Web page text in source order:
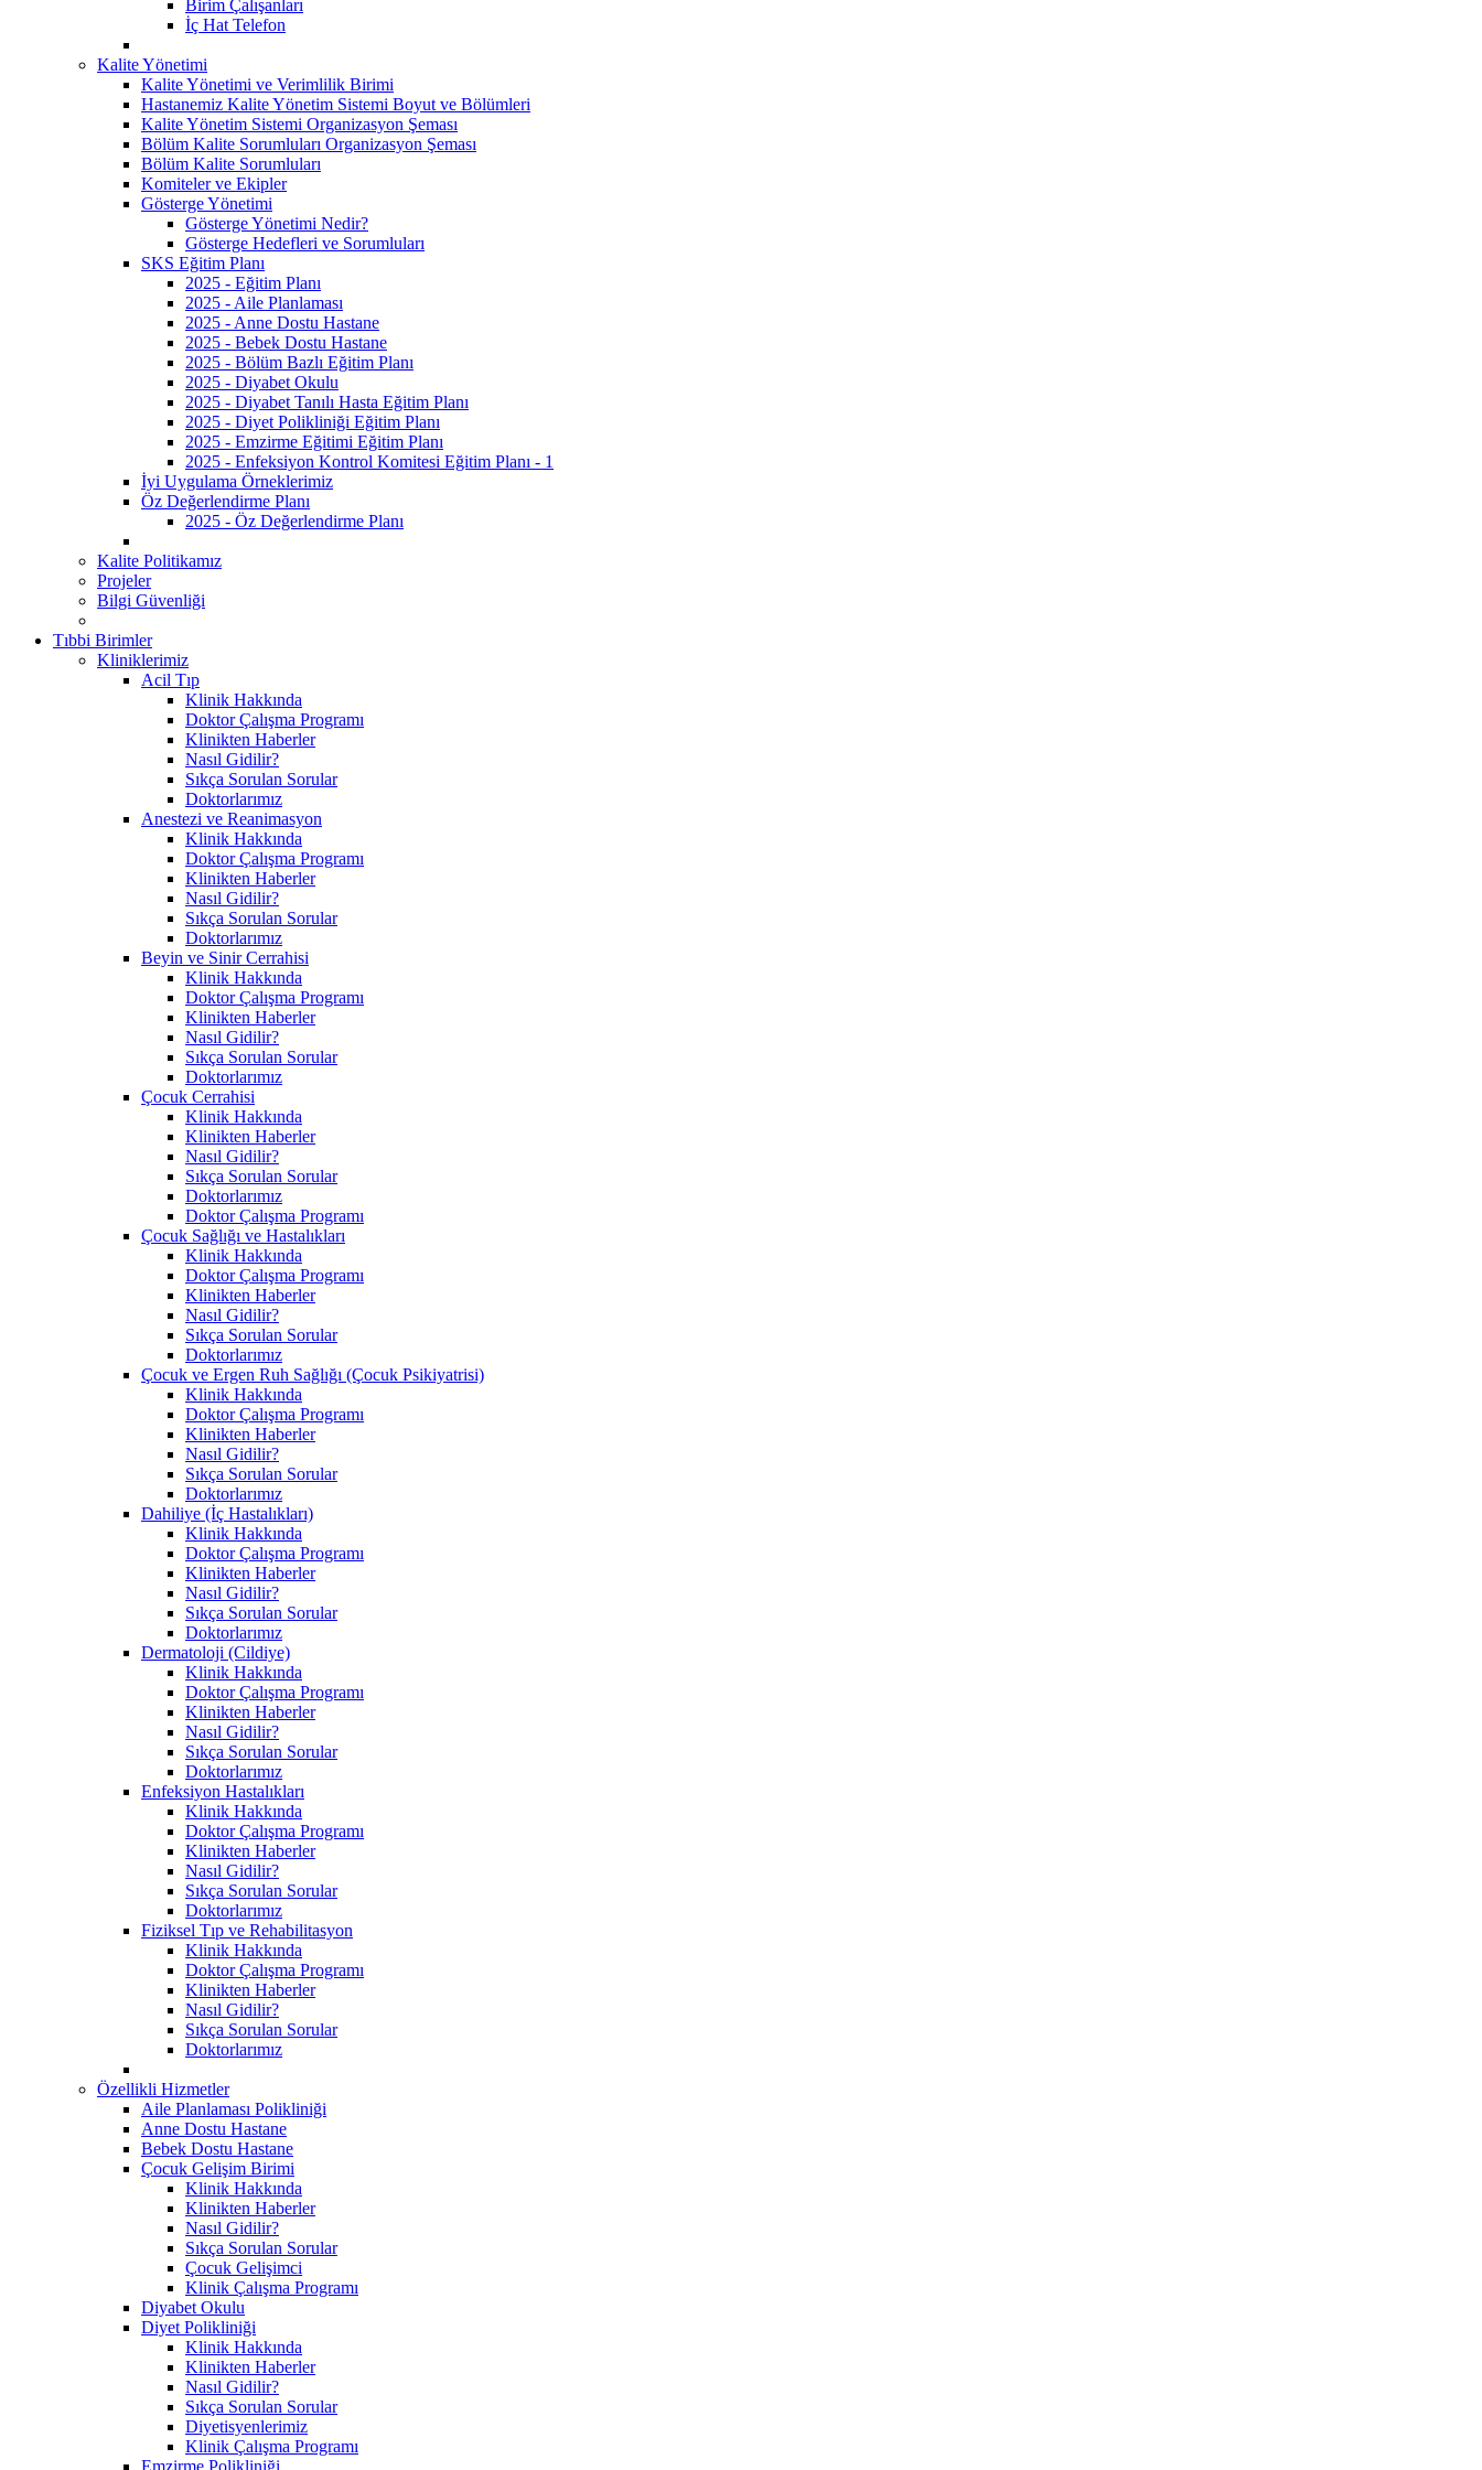
Birim Çalışanları
İç Hat Telefon
Kalite Yönetimi
Kalite Yönetimi ve Verimlilik Birimi
Hastanemiz Kalite Yönetim Sistemi Boyut ve Bölümleri
Kalite Yönetim Sistemi Organizasyon Şeması
Bölüm Kalite Sorumluları Organizasyon Şeması
Bölüm Kalite Sorumluları
Komiteler ve Ekipler
Gösterge Yönetimi
Gösterge Yönetimi Nedir?
Gösterge Hedefleri ve Sorumluları
SKS Eğitim Planı
2025 - Eğitim Planı
2025 - Aile Planlaması
2025 - Anne Dostu Hastane
2025 - Bebek Dostu Hastane
2025 - Bölüm Bazlı Eğitim Planı
2025 - Diyabet Okulu
2025 - Diyabet Tanılı Hasta Eğitim Planı
2025 - Diyet Polikliniği Eğitim Planı
2025 - Emzirme Eğitimi Eğitim Planı
2025 - Enfeksiyon Kontrol Komitesi Eğitim Planı - 1
İyi Uygulama Örneklerimiz
Öz Değerlendirme Planı
2025 - Öz Değerlendirme Planı
Kalite Politikamız
Projeler
Bilgi Güvenliği
Tıbbi Birimler
Kliniklerimiz
Acil Tıp
Klinik Hakkında
Doktor Çalışma Programı
Klinikten Haberler
Nasıl Gidilir?
Sıkça Sorulan Sorular
Doktorlarımız
Anestezi ve Reanimasyon
Klinik Hakkında
Doktor Çalışma Programı
Klinikten Haberler
Nasıl Gidilir?
Sıkça Sorulan Sorular
Doktorlarımız
Beyin ve Sinir Cerrahisi
Klinik Hakkında
Doktor Çalışma Programı
Klinikten Haberler
Nasıl Gidilir?
Sıkça Sorulan Sorular
Doktorlarımız
Çocuk Cerrahisi
Klinik Hakkında
Klinikten Haberler
Nasıl Gidilir?
Sıkça Sorulan Sorular
Doktorlarımız
Doktor Çalışma Programı
Çocuk Sağlığı ve Hastalıkları
Klinik Hakkında
Doktor Çalışma Programı
Klinikten Haberler
Nasıl Gidilir?
Sıkça Sorulan Sorular
Doktorlarımız
Çocuk ve Ergen Ruh Sağlığı (Çocuk Psikiyatrisi)
Klinik Hakkında
Doktor Çalışma Programı
Klinikten Haberler
Nasıl Gidilir?
Sıkça Sorulan Sorular
Doktorlarımız
Dahiliye (İç Hastalıkları)
Klinik Hakkında
Doktor Çalışma Programı
Klinikten Haberler
Nasıl Gidilir?
Sıkça Sorulan Sorular
Doktorlarımız
Dermatoloji (Cildiye)
Klinik Hakkında
Doktor Çalışma Programı
Klinikten Haberler
Nasıl Gidilir?
Sıkça Sorulan Sorular
Doktorlarımız
Enfeksiyon Hastalıkları
Klinik Hakkında
Doktor Çalışma Programı
Klinikten Haberler
Nasıl Gidilir?
Sıkça Sorulan Sorular
Doktorlarımız
Fiziksel Tıp ve Rehabilitasyon
Klinik Hakkında
Doktor Çalışma Programı
Klinikten Haberler
Nasıl Gidilir?
Sıkça Sorulan Sorular
Doktorlarımız
Özellikli Hizmetler
Aile Planlaması Polikliniği
Anne Dostu Hastane
Bebek Dostu Hastane
Çocuk Gelişim Birimi
Klinik Hakkında
Klinikten Haberler
Nasıl Gidilir?
Sıkça Sorulan Sorular
Çocuk Gelişimci
Klinik Çalışma Programı
Diyabet Okulu
Diyet Polikliniği
Klinik Hakkında
Klinikten Haberler
Nasıl Gidilir?
Sıkça Sorulan Sorular
Diyetisyenlerimiz
Klinik Çalışma Programı
Emzirme Polikliniği